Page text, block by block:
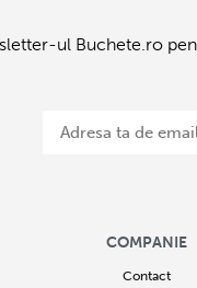
ul Buchete.ro
COMPANIE
Contact